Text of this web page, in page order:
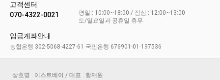
고객센터
070-4322-0021
평일 : 10:00~18:00 / 점심 : 12:00~13:00
토/일요일과 공휴일 휴무
입금계좌안내
농협은행 302-5068-4227-61 국민은행 676901-01-197536
상호명 : 이스트베이 / 대표 : 황재원